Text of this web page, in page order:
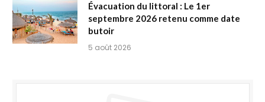
Évacuation du littoral : Le 1er
septembre 2026 retenu comme date
butoir
5 août 2026